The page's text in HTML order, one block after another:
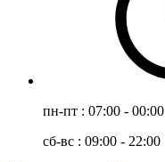
пн-пт : 07:00 - 00:00
сб-вс : 09:00 - 22:00